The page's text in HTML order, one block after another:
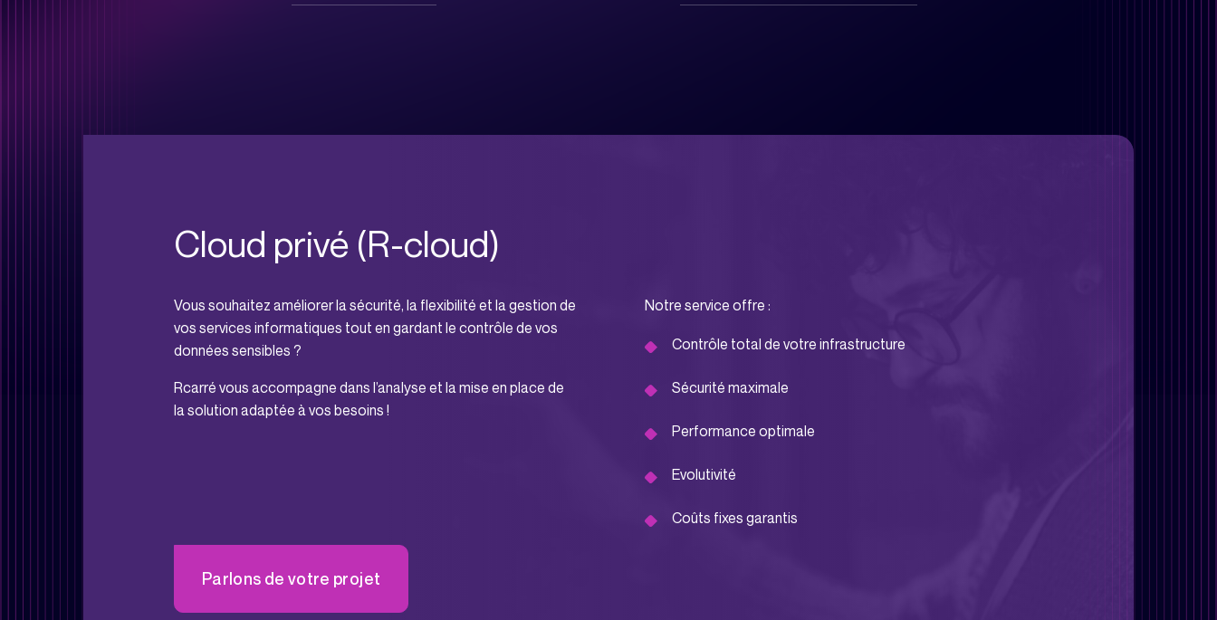
Cloud privé (R-cloud)
Vous souhaitez améliorer la sécurité, la flexibilité et la gestion de
vos services informatiques tout en gardant le contrôle de vos
données sensibles ?
Rcarré vous accompagne dans l’analyse et la mise en place de
la solution adaptée à vos besoins !
Parlons de votre projet
Notre service offre :
Contrôle total de votre infrastructure
Sécurité maximale
Performance optimale
Evolutivité
Coûts fixes garantis